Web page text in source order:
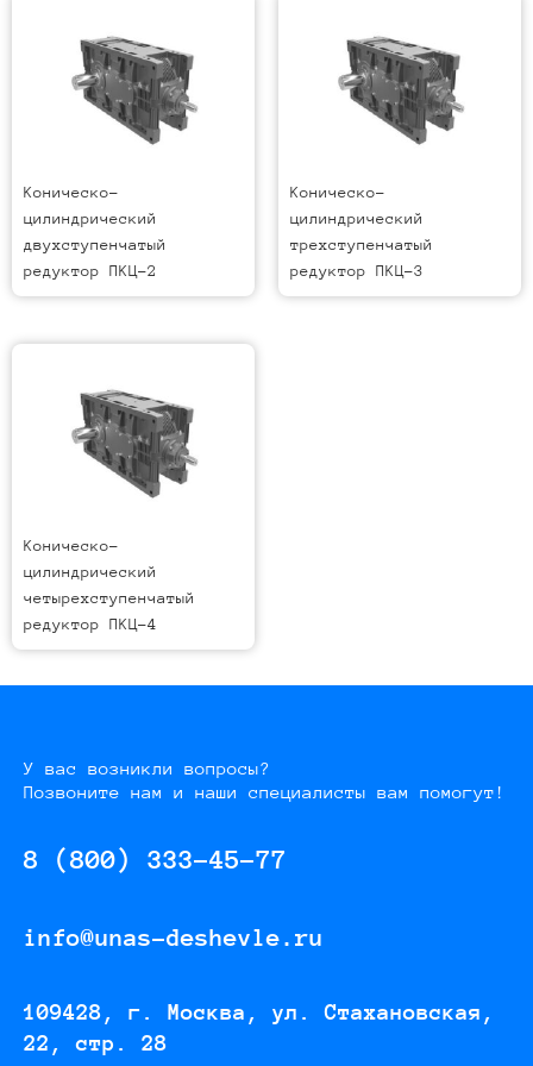
Коническо-
цилиндрический
двухступенчатый
редуктор ПКЦ-2
Коническо-
цилиндрический
трехступенчатый
редуктор ПКЦ-3
Коническо-
цилиндрический
четырехступенчатый
редуктор ПКЦ-4
У вас возникли вопросы?
Позвоните нам и наши специалисты вам помогут!
8 (800) 333-45-77
info@unas-deshevle.ru
109428, г. Москва, ул. Стахановская,
22, стр. 28